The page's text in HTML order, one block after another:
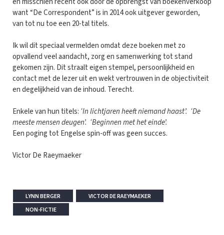
want “De Correspondent” is in 2014 ook uitgever geworden,
van tot nu toe een 20-tal titels.
Ik wil dit speciaal vermelden omdat deze boeken met zo
opvallend veel aandacht, zorg en samenwerking tot stand
gekomen zijn. Dit straalt eigen stempel, persoonlijkheid en
contact met de lezer uit en wekt vertrouwen in de objectiviteit
en degelijkheid van de inhoud. Terecht.
Enkele van hun titels: ‘In lichtjaren heeft niemand haast’. ‘De
meeste mensen deugen’. ‘Beginnen met het einde’.
Een poging tot Engelse spin-off was geen succes.
Victor De Raeymaeker
LYNN BERGER
VICTOR DE RAEYMAEKER
NON-FICTIE